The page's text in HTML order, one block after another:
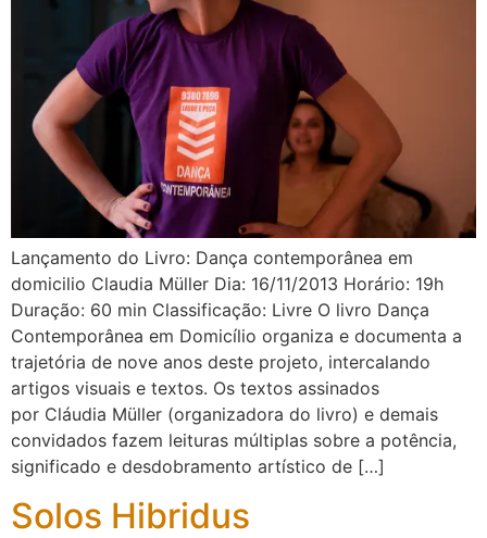
Lançamento do Livro: Dança contemporânea em
domicilio Claudia Müller Dia: 16/11/2013 Horário: 19h
Duração: 60 min Classificação: Livre O livro Dança
Contemporânea em Domicílio organiza e documenta a
trajetória de nove anos deste projeto, intercalando
artigos visuais e textos. Os textos assinados
por Cláudia Müller (organizadora do livro) e demais
convidados fazem leituras múltiplas sobre a potência,
significado e desdobramento artístico de […]
Solos Hibridus